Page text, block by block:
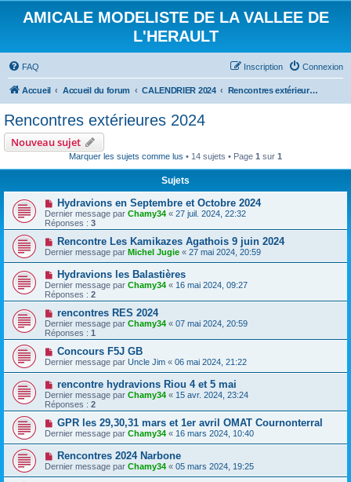
AMICALE MODELISTE DE LA VALLEE DE
L'HERAULT
FAQ Connexion
Inscription
Accueil Accueil du forum CALENDRIER 2024 Rencontres extérieures 2024
Rencontres extérieures 2024
Nouveau sujet
Marquer les sujets comme lus • 14 sujets • Page 1 sur 1
Sujets
Hydravions en Septembre et Octobre 2024
Dernier message par Chamy34 « 27 juil. 2024, 22:32
Réponses : 3
Rencontre Les Kamikazes Agathois 9 juin 2024
Dernier message par Michel Jugie « 27 mai 2024, 20:59
Hydravions les Balastières
Dernier message par Chamy34 « 16 mai 2024, 09:27
Réponses : 2
rencontres RES 2024
Dernier message par Chamy34 « 07 mai 2024, 20:59
Réponses : 1
Concours F5J GB
Dernier message par Uncle Jim « 06 mai 2024, 21:22
rencontre hydravions Riou 4 et 5 mai
Dernier message par Chamy34 « 15 avr. 2024, 23:24
Réponses : 2
GPR les 29,30,31 mars et 1er avril OMAT Cournonterral
Dernier message par Chamy34 « 16 mars 2024, 10:40
Rencontres 2024 Narbone
Dernier message par Chamy34 « 05 mars 2024, 19:25